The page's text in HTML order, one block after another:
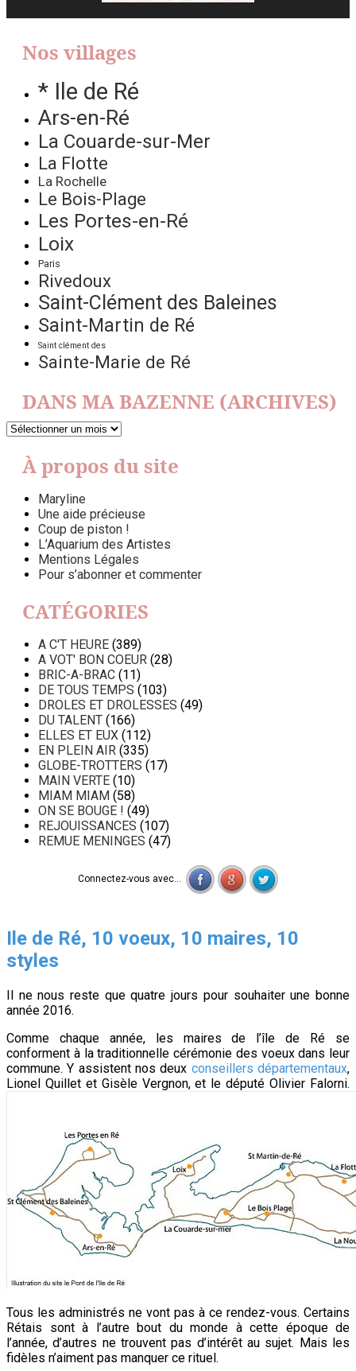
Nos villages
* Ile de Ré
Ars-en-Ré
La Couarde-sur-Mer
La Flotte
La Rochelle
Le Bois-Plage
Les Portes-en-Ré
Loix
Paris
Rivedoux
Saint-Clément des Baleines
Saint-Martin de Ré
Saint clément des
Sainte-Marie de Ré
DANS MA BAZENNE (ARCHIVES)
DANS
BAZENNE
(ARCHIVES)
À propos du site
Maryline
Une aide précieuse
Coup de piston !
L’Aquarium des Artistes
Mentions Légales
Pour s’abonner et commenter
CATÉGORIES
A C'T HEURE (389)
A VOT' BON COEUR (28)
BRIC-A-BRAC (11)
DE TOUS TEMPS (103)
DROLES ET DROLESSES (49)
DU TALENT (166)
ELLES ET EUX (112)
EN PLEIN AIR (335)
GLOBE-TROTTERS (17)
MAIN VERTE (10)
MIAM MIAM (58)
ON SE BOUGE ! (49)
REJOUISSANCES (107)
REMUE MENINGES (47)
Connectez-vous avec...
Ile de Ré, 10 voeux, 10 maires, 10
styles
Il ne nous reste que quatre jours pour souhaiter une bonne
année 2016.
Comme chaque année, les maires de l’île de Ré se
conforment à la traditionnelle cérémonie des voeux dans leur
commune. Y assistent nos deux conseillers départementaux,
Lionel Quillet et Gisèle Vergnon, et le député Olivier Falorni.
Tous les administrés ne vont pas à ce rendez-vous. Certains
Rétais sont à l’autre bout du monde à cette époque de
l’année, d’autres ne trouvent pas d’intérêt au sujet. Mais les
fidèles n’aiment pas manquer ce rituel.